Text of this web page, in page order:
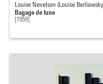
Louise Nevelson (Louise
Bagage de lune
[1959]